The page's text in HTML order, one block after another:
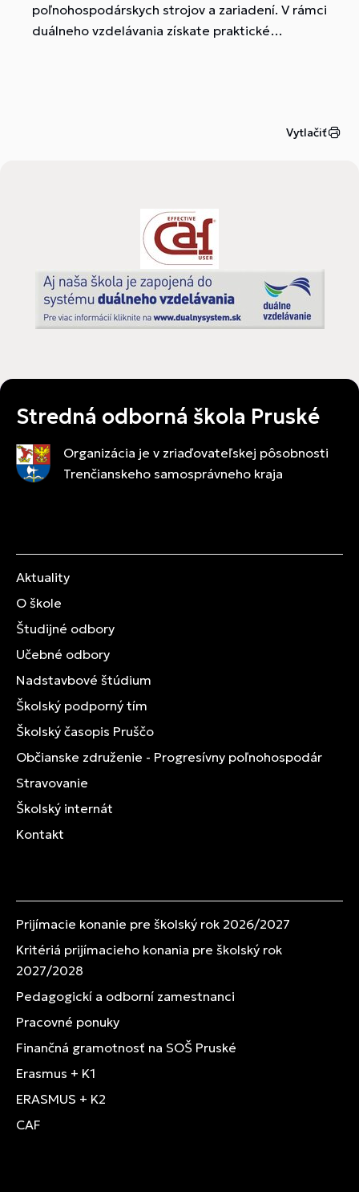
poľnohospodárskych strojov a zariadení. V rámci
duálneho vzdelávania získate praktické
Vytlačiť
Stredná odborná škola Pruské
Organizácia je v zriaďovateľskej pôsobnosti
Trenčianskeho samosprávneho kraja
Aktuality
O škole
Študijné odbory
Učebné odbory
Nadstavbové štúdium
Školský podporný tím
Školský časopis Pruščo
Občianske združenie - Progresívny poľnohospodár
Stravovanie
Školský internát
Kontakt
Prijímacie konanie pre školský rok 2026/2027
Kritériá prijímacieho konania pre školský rok
2027/2028
Pedagogickí a odborní zamestnanci
Pracovné ponuky
Finančná gramotnosť na SOŠ Pruské
Erasmus + K1
ERASMUS + K2
CAF